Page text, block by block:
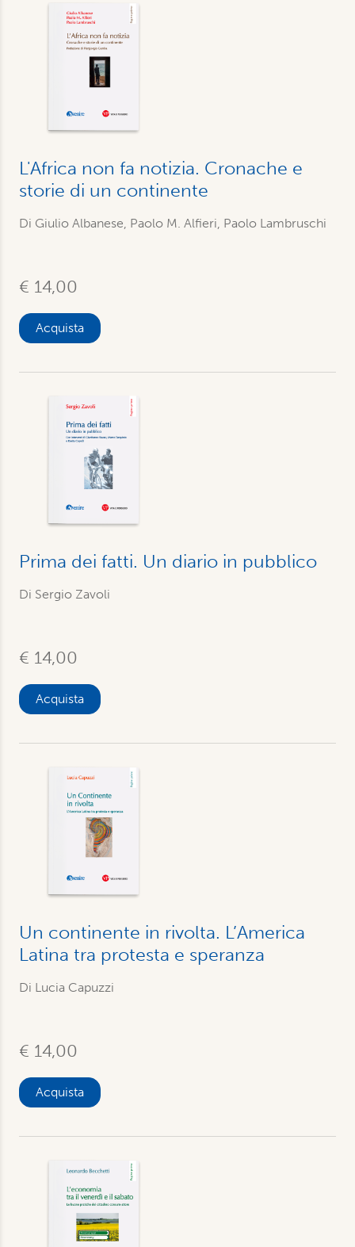
L'Africa non fa notizia. Cronache e
storie di un continente
Di Giulio Albanese, Paolo M. Alfieri, Paolo Lambruschi
€ 14,00
Acquista
Prima dei fatti. Un diario in pubblico
Di Sergio Zavoli
€ 14,00
Acquista
Un continente in rivolta. L’America
Latina tra protesta e speranza
Di Lucia Capuzzi
€ 14,00
Acquista